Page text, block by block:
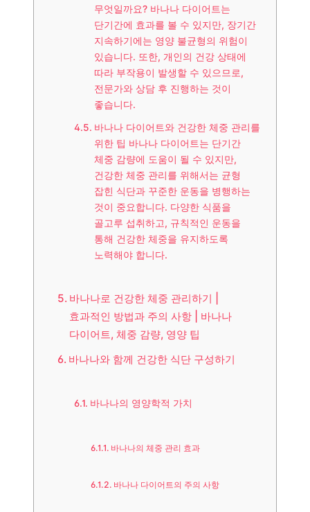
무엇일까요? 바나나 다이어트는
단기간에 효과를 볼 수 있지만, 장기간
지속하기에는 영양 불균형의 위험이
있습니다. 또한, 개인의 건강 상태에
따라 부작용이 발생할 수 있으므로,
전문가와 상담 후 진행하는 것이
좋습니다.
바나나 다이어트와 건강한 체중 관리를
위한 팁 바나나 다이어트는 단기간
체중 감량에 도움이 될 수 있지만,
건강한 체중 관리를 위해서는 균형
잡힌 식단과 꾸준한 운동을 병행하는
것이 중요합니다. 다양한 식품을
골고루 섭취하고, 규칙적인 운동을
통해 건강한 체중을 유지하도록
노력해야 합니다.
바나나로 건강한 체중 관리하기 |
효과적인 방법과 주의 사항 | 바나나
다이어트, 체중 감량, 영양 팁
바나나와 함께 건강한 식단 구성하기
바나나의 영양학적 가치
바나나의 체중 관리 효과
바나나 다이어트의 주의 사항